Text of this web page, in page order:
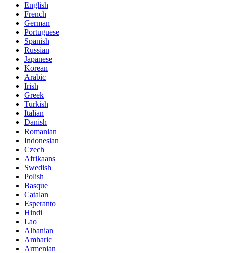
English
French
German
Portuguese
Spanish
Russian
Japanese
Korean
Arabic
Irish
Greek
Turkish
Italian
Danish
Romanian
Indonesian
Czech
Afrikaans
Swedish
Polish
Basque
Catalan
Esperanto
Hindi
Lao
Albanian
Amharic
Armenian